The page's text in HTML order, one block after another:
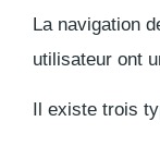
La navigation
utilisateur ont
Il existe trois